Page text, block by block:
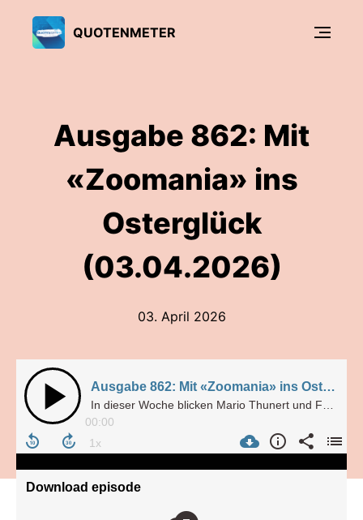
QUOTENMETER
Ausgabe 862: Mit
«Zoomania» ins
Osterglück
(03.04.2026)
03. April 2026
Ausgabe 862: Mit «Zoomania» ins Osterglück (03.04.2026)
00:00
Download episode